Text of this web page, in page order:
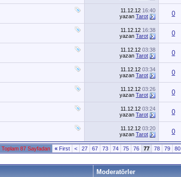
11.12.12 16:40
yazan Tarot 0
11.12.12 16:38
yazan Tarot 0
11.12.12 03:38
yazan Tarot 0
11.12.12 03:34
yazan Tarot 0
11.12.12 03:26
yazan Tarot 0
11.12.12 03:24
yazan Tarot 0
11.12.12 03:20
yazan Tarot 0
Toplam 87 Sayfadan « First < 27 67 73 74 75 76 77 78 79 80
Moderatörler